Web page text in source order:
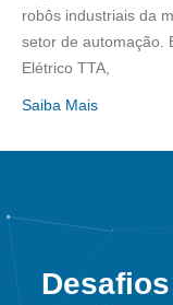
robôs industriais da
setor de automação.
Elétrico TTA,
Saiba Mais